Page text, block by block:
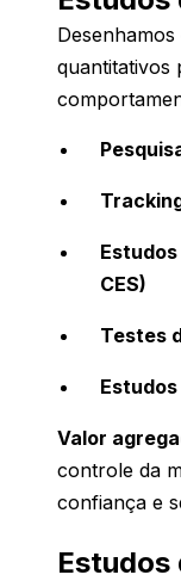
quantitativos
CES)
Testes
Valor
controle da
confiança e